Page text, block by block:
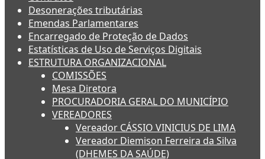
Desonerações tributárias
Emendas Parlamentares
Encarregado de Proteção de Dados
Estatísticas de Uso de Serviços Digitais
ESTRUTURA ORGANIZACIONAL
COMISSÕES
Mesa Diretora
PROCURADORIA GERAL DO MUNICÍPIO
VEREADORES
Vereador CÁSSIO VINICIUS DE LIMA
Vereador Diemison Ferreira da Silva
(DHEMES DA SAÚDE)